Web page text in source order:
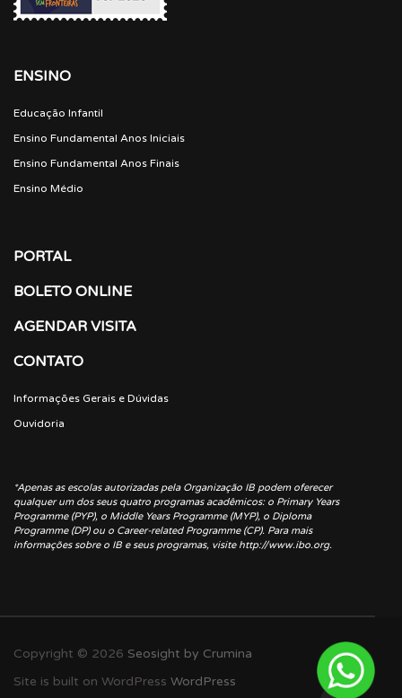
ENSINO
Educação Infantil
Ensino Fundamental Anos Iniciais
Ensino Fundamental Anos Finais
Ensino Médio
PORTAL
BOLETO ONLINE
AGENDAR VISITA
CONTATO
Informações Gerais e Dúvidas
Ouvidoria
*Apenas as escolas autorizadas pela Organização IB podem oferecer
qualquer um dos seus quatro programas acadêmicos: o Primary Years
Programme (PYP), o Middle Years Programme (MYP), o Diploma
Programme (DP) ou o Career-related Programme (CP). Para mais
informações sobre o IB e seus programas, visite http://www.ibo.org.
Copyright © 2026 Seosight by Crumina
Site is built on WordPress WordPress